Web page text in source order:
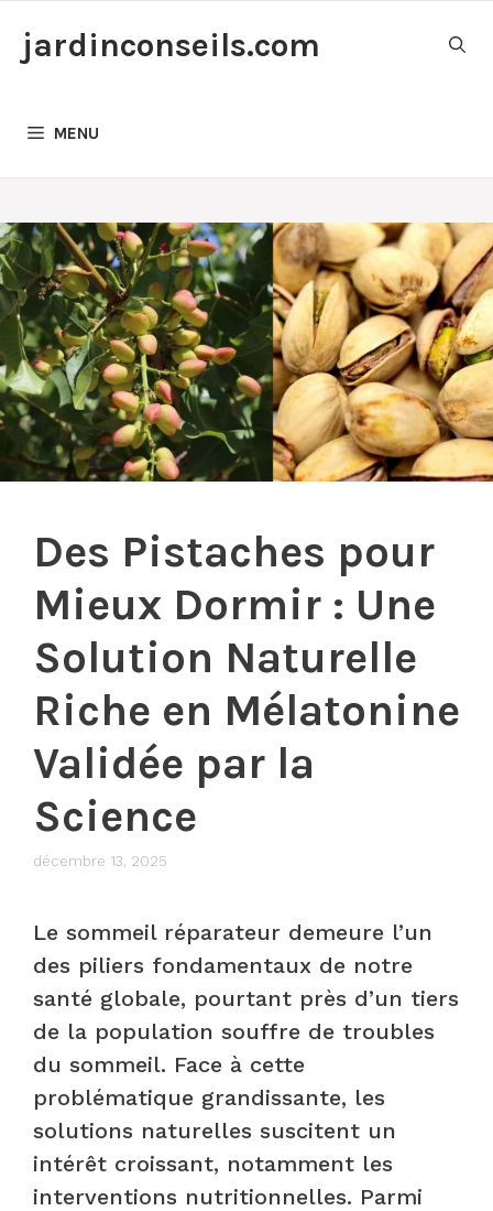
jardinconseils.com
MENU
Des Pistaches pour
Mieux Dormir : Une
Solution Naturelle
Riche en Mélatonine
Validée par la
Science
décembre 13, 2025
Le sommeil réparateur demeure l’un
des piliers fondamentaux de notre
santé globale, pourtant près d’un tiers
de la population souffre de troubles
du sommeil. Face à cette
problématique grandissante, les
solutions naturelles suscitent un
intérêt croissant, notamment les
interventions nutritionnelles. Parmi